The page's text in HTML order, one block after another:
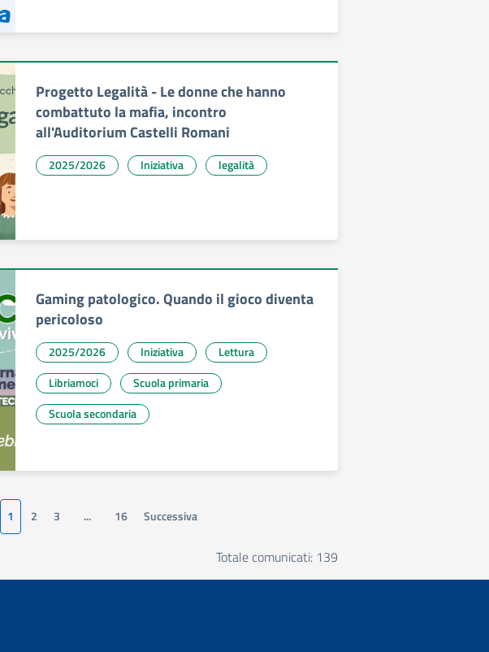
Progetto Legalità - Le donne che hanno
combattuto la mafia, incontro
all'Auditorium Castelli Romani
2025/2026 Iniziativa legalità
Gaming patologico. Quando il gioco diventa
pericoloso
2025/2026 Iniziativa
Lettura
Libriamoci
Scuola primaria
Scuola secondaria
1 2 3 ... 16 Successiva
Totale comunicati: 139